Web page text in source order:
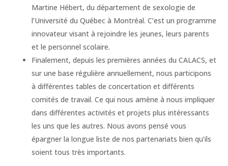
Martine Hébert, du département de sexologie de
l’Université du Québec à Montréal. C’est un programme
innovateur visant à rejoindre les jeunes, leurs parents
et le personnel scolaire.
Finalement, depuis les premières années du CALACS, et
sur une base régulière annuellement, nous participons
à différentes tables de concertation et différents
comités de travail. Ce qui nous amène à nous impliquer
dans différentes activités et projets plus intéressants
les uns que les autres. Nous avons pensé vous
épargner la longue liste de nos partenariats bien qu’ils
soient tous très importants.